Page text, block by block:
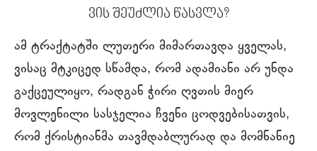
ვის შეუძლია წასვლა?
ამ ტრაქტატში ლუთერი მიმართავდა ყველას,
ვისაც მტკიცედ სწამდა, რომ ადამიანი არ უნდა
გაქცეულიყო, რადგან ჭირი ღვთის მიერ
მოვლენილი სასჯელია ჩვენი ცოდვებისათვის,
რომ ქრისტიანმა თავმდაბლურად და მომნანიე